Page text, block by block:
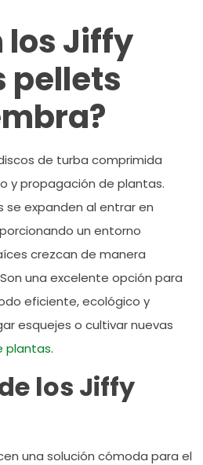
los Jiffy
pellets
de turba comprimida
y propagación de plantas.
se expanden al entrar en
un entorno
crezcan de manera
una excelente opción para
eficiente, ecológico y
esquejes o cultivar nuevas
plantas.
los Jiffy
una solución cómoda para el